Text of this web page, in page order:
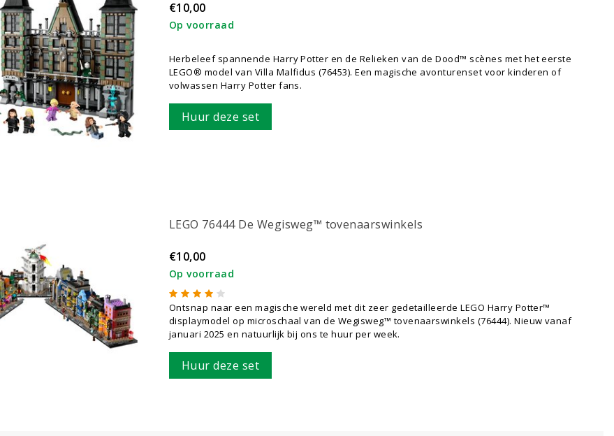
€10,00
Op voorraad
Herbeleef spannende Harry Potter en de Relieken van de Dood™ scènes met het eerste
LEGO® model van Villa Malfidus (76453). Een magische avonturenset voor kinderen of
volwassen Harry Potter fans.
Huur deze set
LEGO 76444 De Wegisweg™ tovenaarswinkels
€10,00
Op voorraad
Ontsnap naar een magische wereld met dit zeer gedetailleerde LEGO Harry Potter™
displaymodel op microschaal van de Wegisweg™ tovenaarswinkels (76444). Nieuw vanaf
januari 2025 en natuurlijk bij ons te huur per week.
Huur deze set